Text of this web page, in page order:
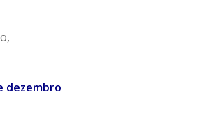
dezembro